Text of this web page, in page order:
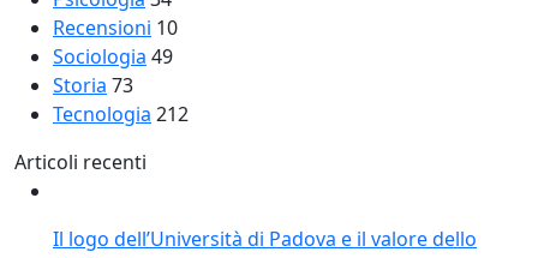
Recensioni 10
Sociologia 49
Storia 73
Tecnologia 212
Articoli recenti
Il logo dell’Università di Padova e il valore dello